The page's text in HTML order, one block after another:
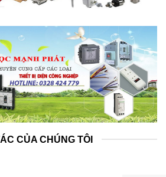
CỦA CHÚNG TÔI